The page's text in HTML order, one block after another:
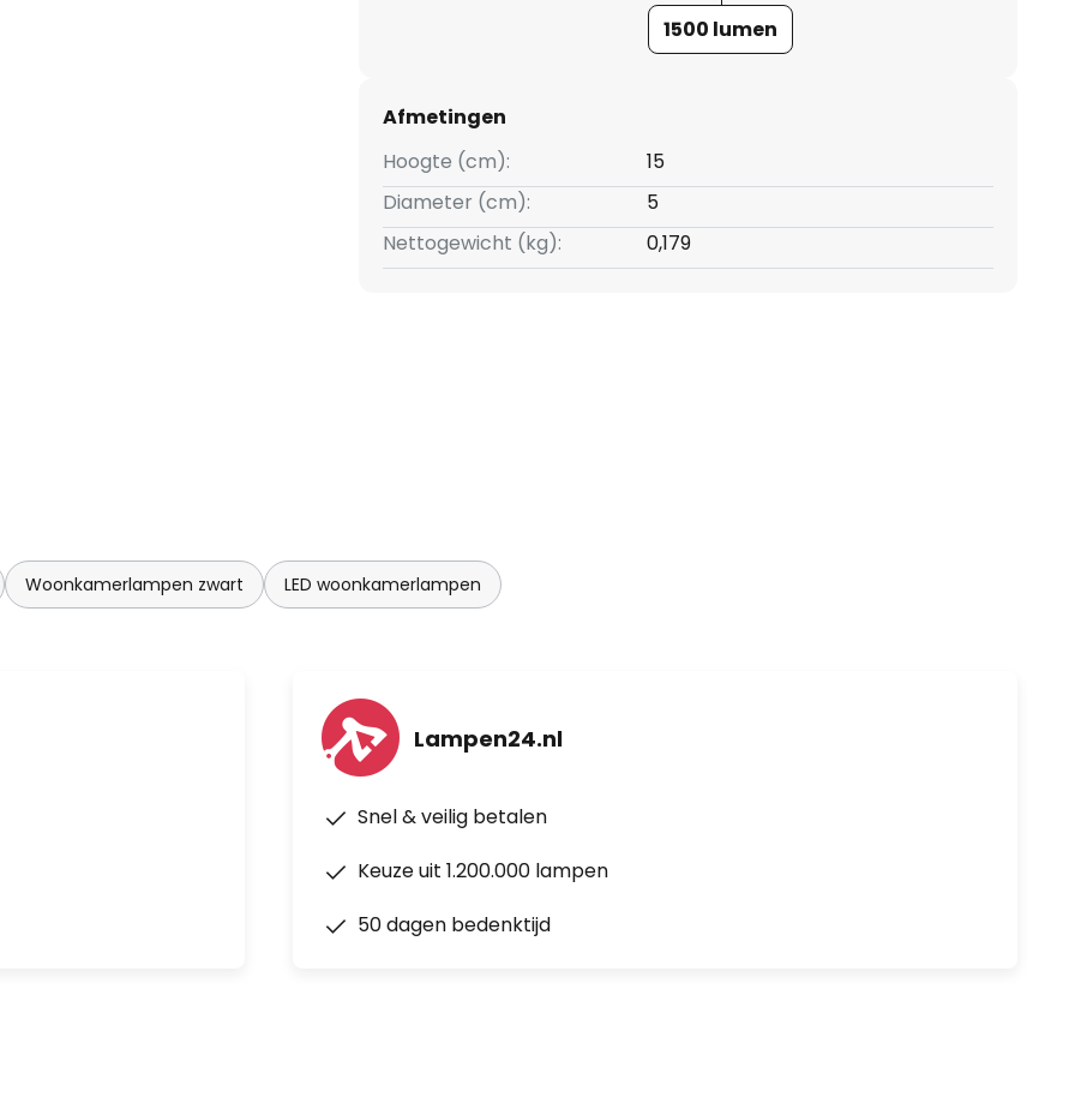
voorkant van de spot te
1500 lumen
Afmetingen
Hoogte (cm):
15
Diameter (cm):
5
Nettogewicht (kg):
0,179
Woonkamerlampen zwart LED woonkamerlampen
Lampen24.nl
Snel & veilig betalen
Keuze uit 1.200.000 lampen
50 dagen bedenktijd